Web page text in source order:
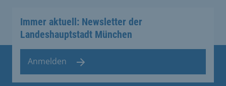
Immer aktuell: Newsletter der
Landeshauptstadt München
Anmelden